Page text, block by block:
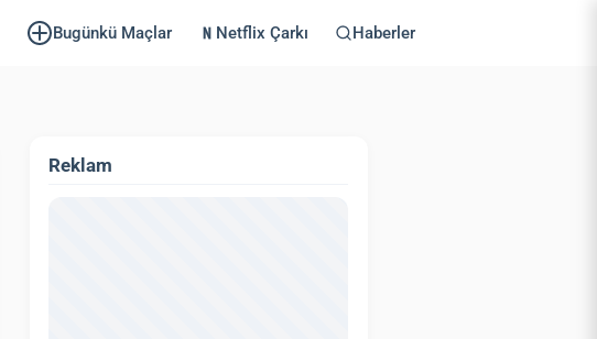
Bugünkü Maçlar Netflix Çarkı Haberler
Reklam